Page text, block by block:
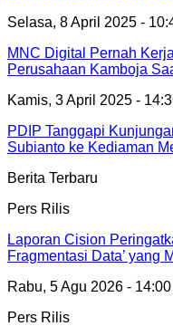
Selasa, 8 April 2025 -
MNC Digital Pernah
Perusahaan Kamboja
Kamis, 3 April 2025 -
PDIP Tanggapi
Subianto ke Kediaman
Berita Terbaru
Pers Rilis
Laporan Cision
Fragmentasi Data’ yang
Rabu, 5 Agu 2026 -
Pers Rilis